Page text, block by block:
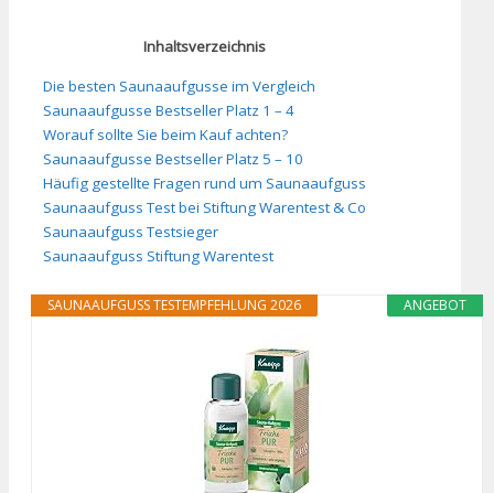
Inhaltsverzeichnis
Die besten Saunaaufgusse im Vergleich
Saunaaufgusse Bestseller Platz 1 – 4
Worauf sollte Sie beim Kauf achten?
Saunaaufgusse Bestseller Platz 5 – 10
Häufig gestellte Fragen rund um Saunaaufguss
Saunaaufguss Test bei Stiftung Warentest & Co
Saunaaufguss Testsieger
Saunaaufguss Stiftung Warentest
ANGEBOT
SAUNAAUFGUSS TESTEMPFEHLUNG 2026